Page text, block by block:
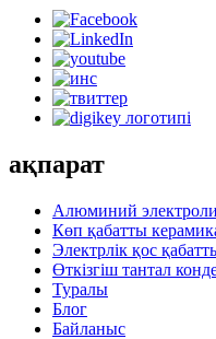
ақпарат
Алюминий
Көп қабатты
Электрлік қос
Өткізгіш тантал
Туралы
Блог
Байланыс